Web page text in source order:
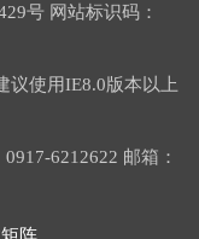
号 网站标识码：
议使用IE8.0版本以上
6212622 邮箱：